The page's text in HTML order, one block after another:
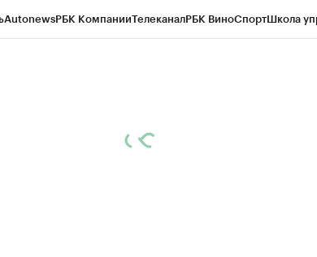
AutonewsРБК КомпанииТелеканалРБК ВиноСпортШкола